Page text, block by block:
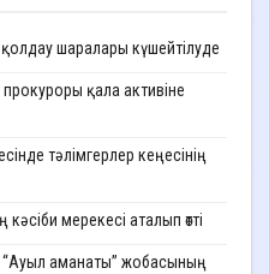
қолдау шаралары күшейтілуде
қала активіне
тәлімгерлер кеңесінің
мерекесі аталып өтті
“Ауыл аманаты” жобасының